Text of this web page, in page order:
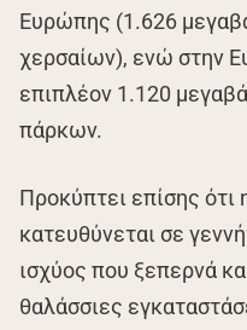
Ευρώπης (1.626
χερσαίων), ενώ στην
επιπλέον 1.120
πάρκων.
Προκύπτει επίσης ότι
κατευθύνεται σε
ισχύος που ξεπερνά
θαλάσσιες